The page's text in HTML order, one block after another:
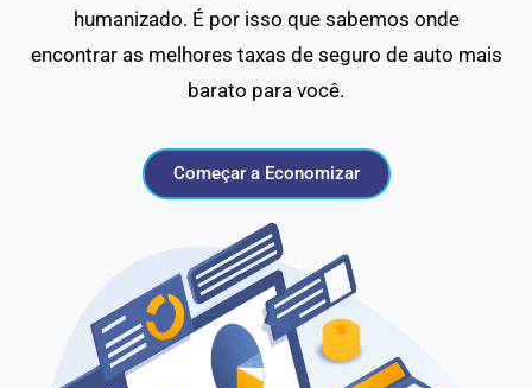
humanizado. É por isso que sabemos onde
encontrar as melhores taxas de seguro de auto mais
barato para você.
Começar a Economizar